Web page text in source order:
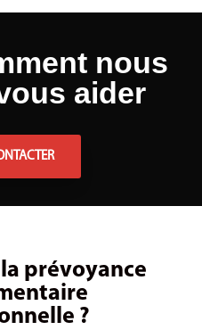
nous
aider
la prévoyance
?